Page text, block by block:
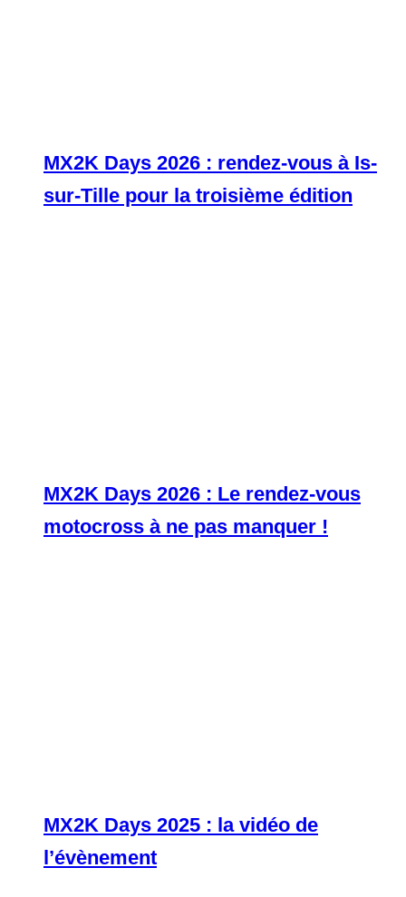
MX2K Days 2026 : rendez-vous à Is-
sur-Tille pour la troisième édition
MX2K Days 2026 : Le rendez-vous
motocross à ne pas manquer !
MX2K Days 2025 : la vidéo de
l’évènement